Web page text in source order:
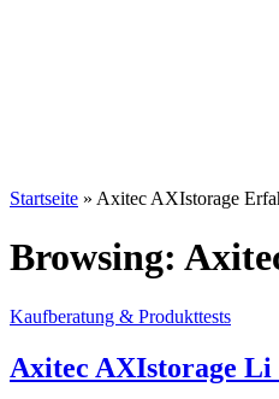
Startseite » Axitec AXIstorage
Browsing:
Kaufberatung & Produkttests
Axitec AXIstorage Li